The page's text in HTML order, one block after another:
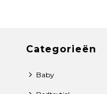
Categorieën
Baby